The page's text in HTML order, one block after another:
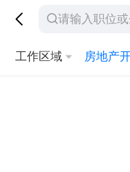
工作区域